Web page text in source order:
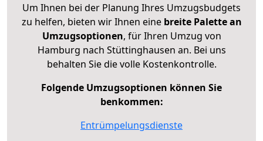
Um Ihnen bei der Planung Ihres Umzugsbudgets
zu helfen, bieten wir Ihnen eine breite Palette an
Umzugsoptionen, für Ihren Umzug von
Hamburg nach Stüttinghausen an. Bei uns
behalten Sie die volle Kostenkontrolle.
Folgende Umzugsoptionen können Sie
benkommen:
Entrümpelungsdienste